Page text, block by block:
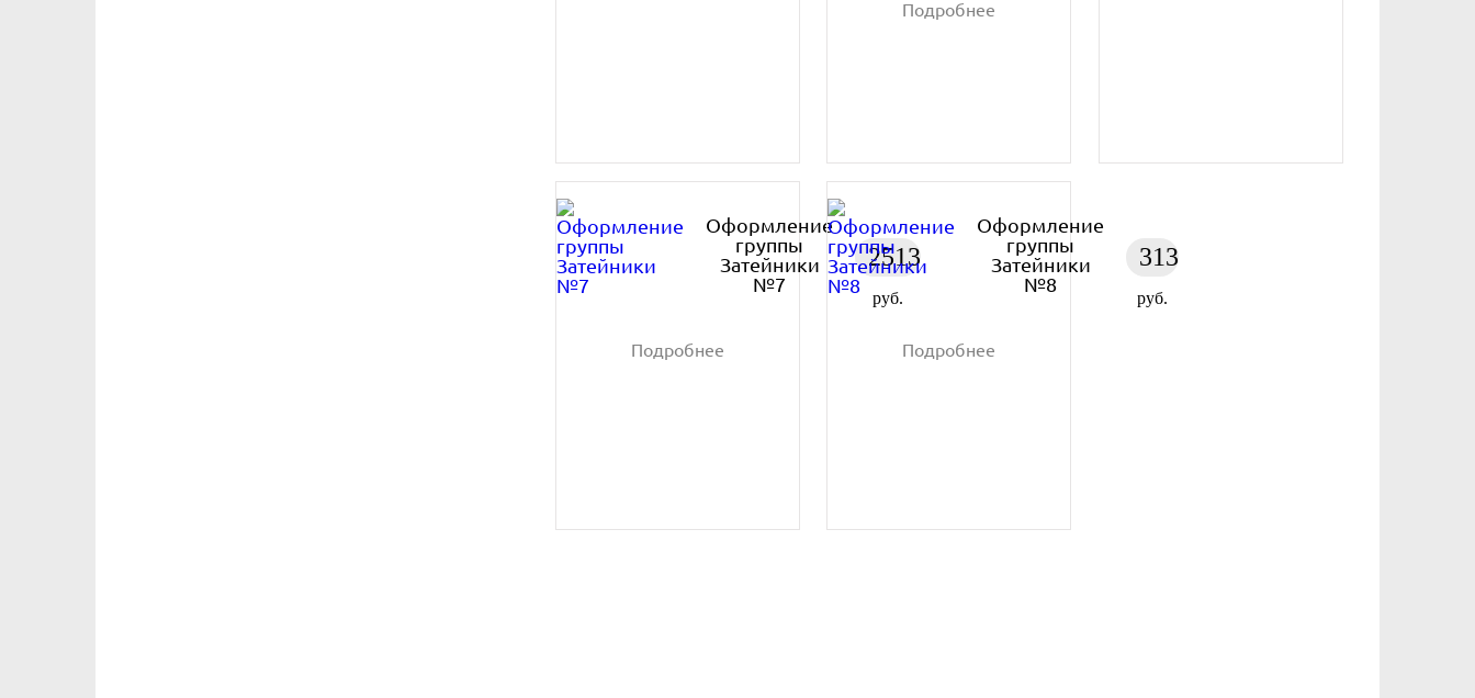
Подробнее
Оформление
группы
Затейники
№7
2513
руб.
Подробнее
Оформление
группы
Затейники
№8
313
руб.
Подробнее